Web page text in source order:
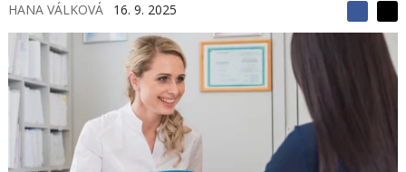
HANA VÁLKOVÁ 16. 9. 2025
SS
d
í